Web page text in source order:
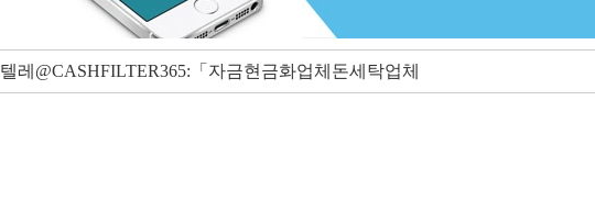
텔레@CASHFILTER365:「자금현금화업체돈세탁업체